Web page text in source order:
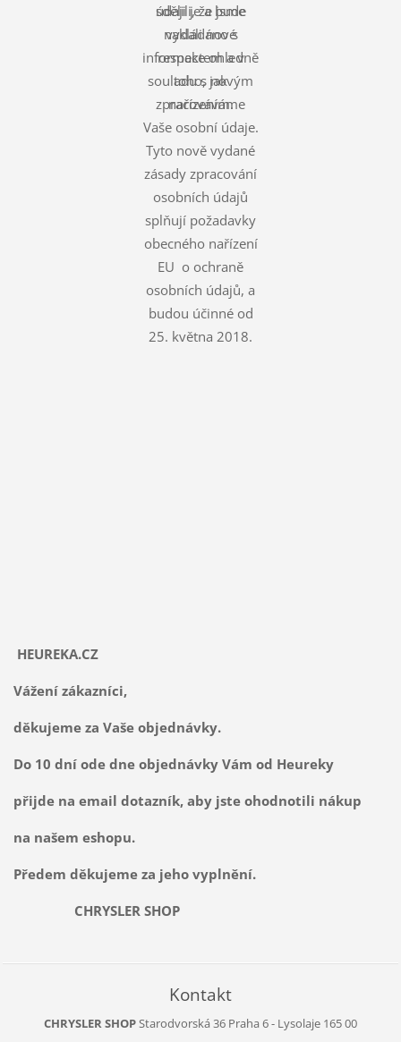
údaji je a bude
nakládáno s
respektem a v
souladu s novým
nařízením.
sdělili, že jsme
vydali nové
informace ohledně
toho, jak
zpracováváme
Vaše osobní údaje.
Tyto nově vydané
zásady zpracování
osobních údajů
splňují požadavky
obecného nařízení
EU o ochraně
osobních údajů, a
budou účinné od
25. května 2018.
HEUREKA.CZ
Vážení zákazníci,
děkujeme za Vaše objednávky.
Do 10 dní ode dne objednávky Vám od Heureky
přijde na email dotazník, aby jste ohodnotili nákup
na našem eshopu.
Předem děkujeme za jeho vyplnění.
CHRYSLER SHOP
Kontakt
CHRYSLER SHOPStarodvorská 36 Praha 6 - Lysolaje 165 00